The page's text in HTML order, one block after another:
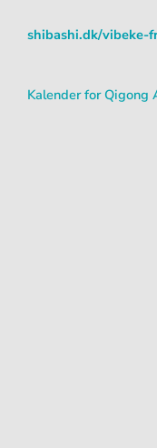
shibashi.dk/vibeke-
Kalender for Qigong